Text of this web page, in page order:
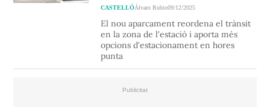
CASTELLÓÁlvaro Rubio09/12/2025
El nou aparcament reordena el trànsit
en la zona de l'estació i aporta més
opcions d'estacionament en hores
punta